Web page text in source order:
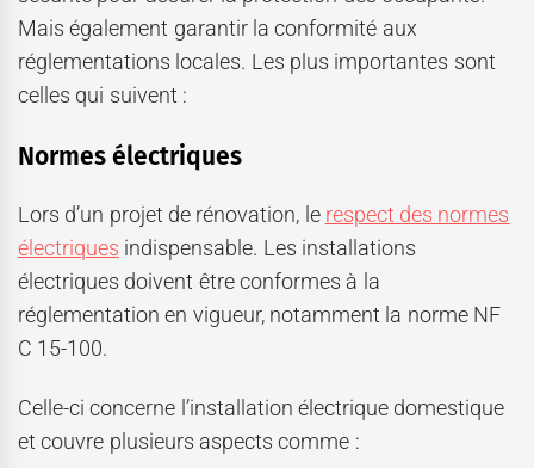
Mais également garantir la conformité aux
réglementations locales. Les plus importantes sont
celles qui suivent :
Normes électriques
Lors d’un projet de rénovation, le respect des normes
électriques indispensable. Les installations
électriques doivent être conformes à la
réglementation en vigueur, notamment la norme NF
C 15-100.
Celle-ci concerne l’installation électrique domestique
et couvre plusieurs aspects comme :